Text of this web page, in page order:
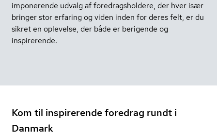
imponerende udvalg af foredragsholdere, der hver især
bringer stor erfaring og viden inden for deres felt, er du
sikret en oplevelse, der både er berigende og
inspirerende.
Kom til inspirerende foredrag rundt i
Danmark